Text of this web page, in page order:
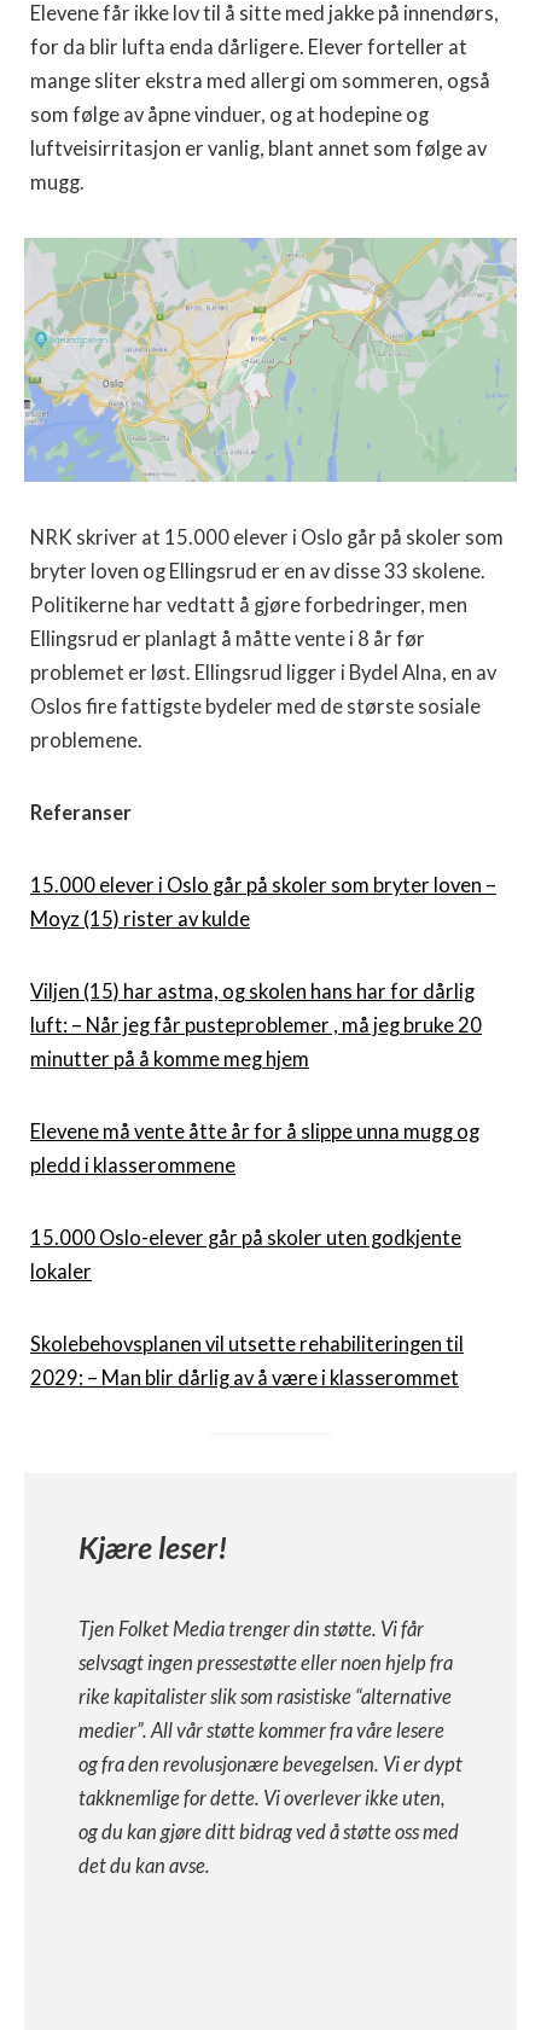
Elevene får ikke lov til å sitte med jakke på innendørs,
for da blir lufta enda dårligere. Elever forteller at
mange sliter ekstra med allergi om sommeren, også
som følge av åpne vinduer, og at hodepine og
luftveisirritasjon er vanlig, blant annet som følge av
mugg.
NRK skriver at 15.000 elever i Oslo går på skoler som
bryter loven og Ellingsrud er en av disse 33 skolene.
Politikerne har vedtatt å gjøre forbedringer, men
Ellingsrud er planlagt å måtte vente i 8 år før
problemet er løst. Ellingsrud ligger i Bydel Alna, en av
Oslos fire fattigste bydeler med de største sosiale
problemene.
Referanser
15.000 elever i Oslo går på skoler som bryter loven –
Moyz (15) rister av kulde
Viljen (15) har astma, og skolen hans har for dårlig
luft: – Når jeg får pusteproblemer , må jeg bruke 20
minutter på å komme meg hjem
Elevene må vente åtte år for å slippe unna mugg og
pledd i klasserommene
15.000 Oslo-elever går på skoler uten godkjente
lokaler
Skolebehovsplanen vil utsette rehabiliteringen til
2029: – Man blir dårlig av å være i klasserommet
Kjære leser!
Tjen Folket Media trenger din støtte. Vi får
selvsagt ingen pressestøtte eller noen hjelp fra
rike kapitalister slik som rasistiske “alternative
medier”. All vår støtte kommer fra våre lesere
og fra den revolusjonære bevegelsen. Vi er dypt
takknemlige for dette. Vi overlever ikke uten,
og du kan gjøre ditt bidrag ved å støtte oss med
det du kan avse.